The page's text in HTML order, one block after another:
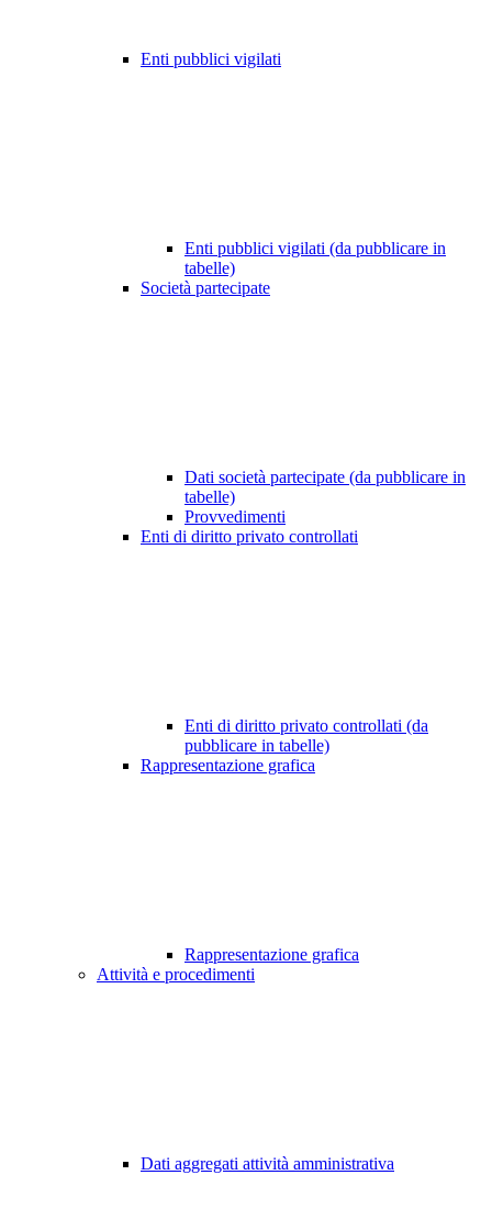
Enti pubblici vigilati
Enti pubblici vigilati (da pubblicare in
tabelle)
Società partecipate
Dati società partecipate (da pubblicare in
tabelle)
Provvedimenti
Enti di diritto privato controllati
Enti di diritto privato controllati (da
pubblicare in tabelle)
Rappresentazione grafica
Rappresentazione grafica
Attività e procedimenti
Dati aggregati attività amministrativa